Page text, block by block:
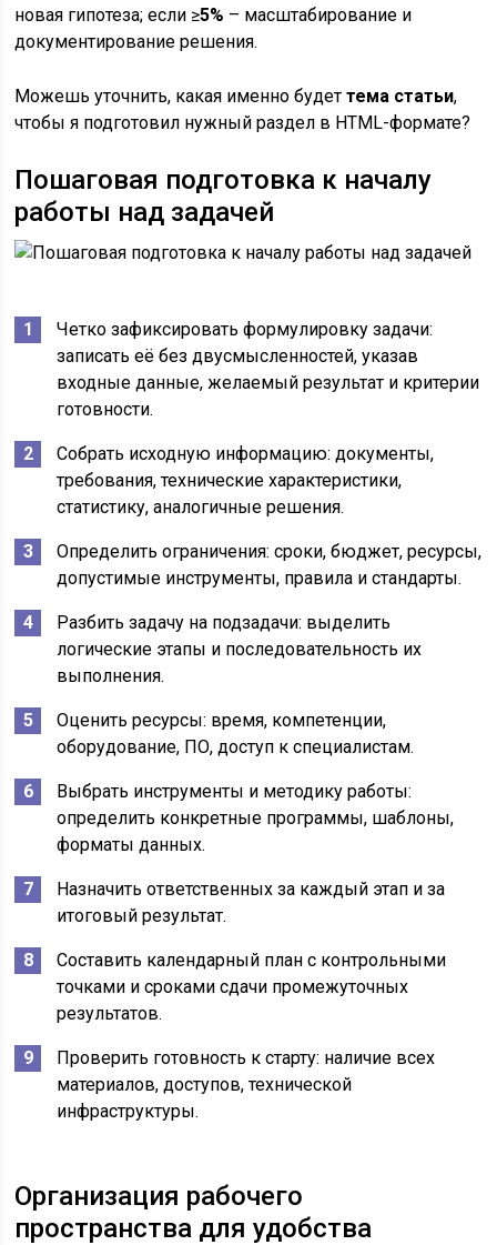
новая гипотеза; если ≥5% – масштабирование и
документирование решения.
Можешь уточнить, какая именно будеттема статьи,
чтобы я подготовил нужный раздел в HTML-формате?
Пошаговая подготовка к началу
работы над задачей
Четко зафиксировать формулировку задачи:
записать её без двусмысленностей, указав
входные данные, желаемый результат и критерии
готовности.
Собрать исходную информацию: документы,
требования, технические характеристики,
статистику, аналогичные решения.
Определить ограничения: сроки, бюджет, ресурсы,
допустимые инструменты, правила и стандарты.
Разбить задачу на подзадачи: выделить
логические этапы и последовательность их
выполнения.
Оценить ресурсы: время, компетенции,
оборудование, ПО, доступ к специалистам.
Выбрать инструменты и методику работы:
определить конкретные программы, шаблоны,
форматы данных.
Назначить ответственных за каждый этап и за
итоговый результат.
Составить календарный план с контрольными
точками и сроками сдачи промежуточных
результатов.
Проверить готовность к старту: наличие всех
материалов, доступов, технической
инфраструктуры.
Организация рабочего
пространства для удобства